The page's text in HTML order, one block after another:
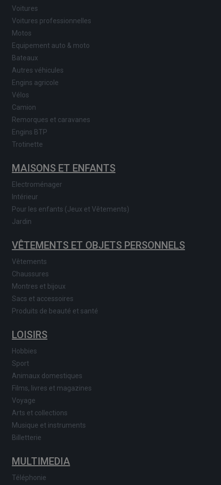
Voitures
Voitures professionnelles
Motos
Equipement auto & moto
Bateaux
Autres véhicules
Engins agricole
Vélos
Camion
Remorques et caravanes
Engins BTP
Trotinette
MAISONS ET ENFANTS
Electroménager
Intérieur
Pour les enfants (Jeux et Vêtements)
Jardin
VÊTEMENTS ET OBJETS PERSONNELS
Vêtements
Chaussures
Montres et bijoux
Sacs et accessoires
Produits de beauté et santé
LOISIRS
Hobbies
Sport
Animaux domestiques
Films, livres et magazines
Voyage
Arts et collections
Musique et instruments
Billetterie
MULTIMEDIA
Téléphonie